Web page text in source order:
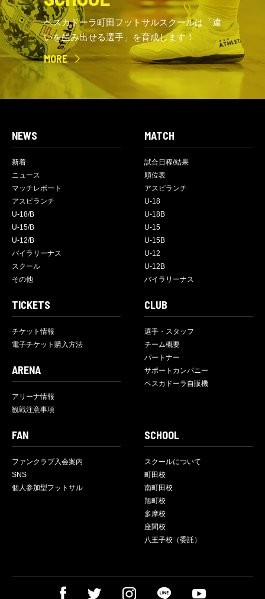
ペスカドーラ町田フットサルスクールは「違
いを生み出せる選手」を育成します！
MORE
NEWS
新着
ニュース
マッチレポート
アスピランチ
U-18/B
U-15/B
U-12/B
バイラリーナス
スクール
その他
MATCH
試合日程/結果
順位表
アスピランチ
U-18
U-18B
U-15
U-15B
U-12
U-12B
バイラリーナス
TICKETS
チケット情報
電子チケット購入方法
ARENA
アリーナ情報
観戦注意事項
CLUB
選手・スタッフ
チーム概要
パートナー
サポートカンパニー
ペスカドーラ自販機
FAN
ファンクラブ入会案内
SNS
個人参加型フットサル
SCHOOL
スクールについて
町田校
南町田校
旭町校
多摩校
座間校
八王子校（委託）